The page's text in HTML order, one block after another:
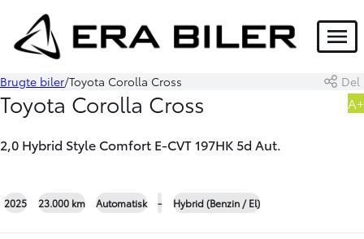
Menu
Book prøvetur
Beregn byttepris på din bil
Brugte biler Toyota Corolla Cross Del
Toyota Corolla Cross
2,0 Hybrid Style Comfort E-CVT 197HK 5d Aut.
A+
HYBRID
2025 23.000 km Automatisk - Hybrid (Benzin / El)